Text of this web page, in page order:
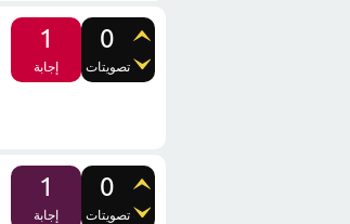
0
تصويتات
1
إجابة
0
تصويتات
1
إجابة